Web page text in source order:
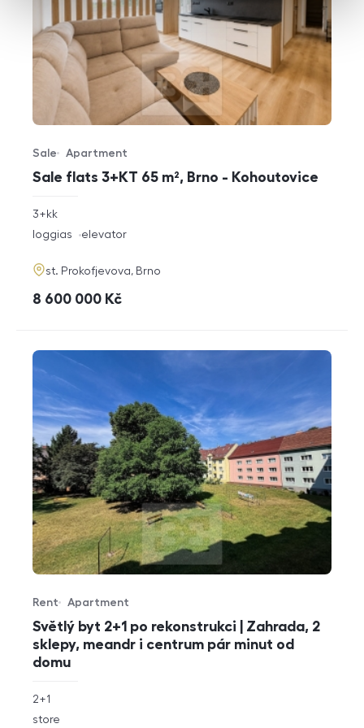
Sale flats 3+KT 65 m², Brno - Kohoutovice
Offer type
Sale
Property type
Apartment
rozměry
disposition
3+kk
funkce
loggias elevator
adresa
st. Prokofjevova, Brno
cena
8 600 000 Kč
Světlý byt 2+1 po rekonstrukci | Zahrada, 2
sklepy, meandr i centrum pár minut od
domu
Offer type
Rent
Property type
Apartment
rozměry
disposition
2+1
funkce
store